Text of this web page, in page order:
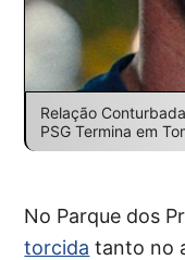
Relação
PSG Termina em
No Parque dos
torcida tanto no